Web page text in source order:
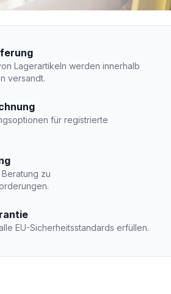
|
Lagerartikeln werden innerhalb
versandt.
für registrierte
zu
EU-Sicherheitsstandards erfüllen.